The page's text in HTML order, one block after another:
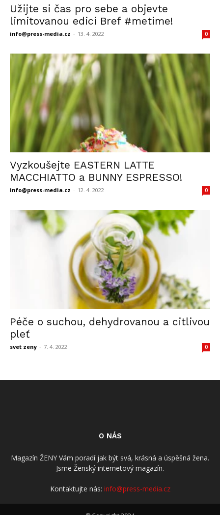
Užijte si čas pro sebe a objevte
limitovanou edici Bref #metime!
info@press-media.cz - 13. 4. 2022 0
Vyzkoušejte EASTERN LATTE
MACCHIATTO a BUNNY ESPRESSO!
info@press-media.cz - 12. 4. 2022 0
Péče o suchou, dehydrovanou a citlivou
pleť
svet zeny - 7. 4. 2022 0
O NÁS
Magazín ŽENY Vám poradí jak být svá, krásná a úspěšná žena.
Jsme Ženský internetový magazín.
Kontaktujte nás: info@press-media.cz